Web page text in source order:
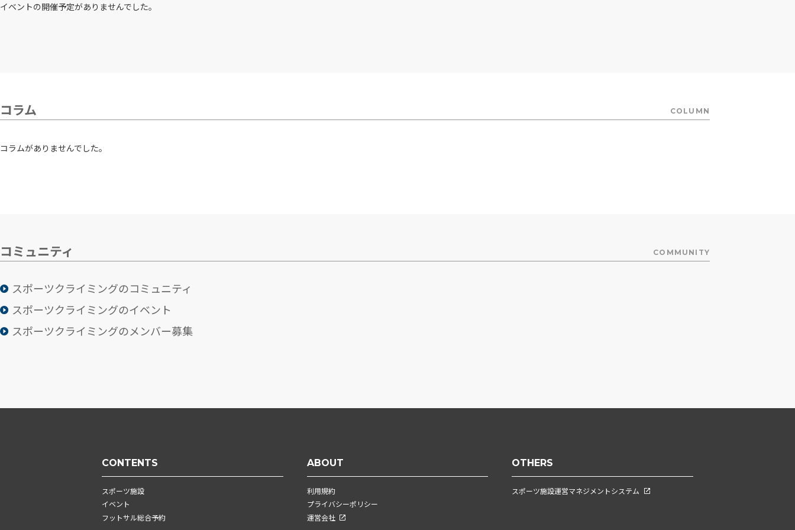
イベントの開催予定がありませんでした。
コラム COLUMN
コラムがありませんでした。
コミュニティ COMMUNITY
スポーツクライミングのコミュニティ
スポーツクライミングのイベント
スポーツクライミングのメンバー募集
CONTENTS
スポーツ施設
イベント
フットサル総合予約
ABOUT
利用規約
プライバシーポリシー
運営会社
OTHERS
スポーツ施設運営マネジメントシステム